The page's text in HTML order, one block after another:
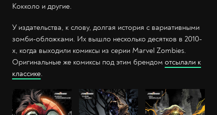
Кокколо и другие.
У издательства, к слову, долгая история с вариативными
зомби-обложками. Их вышло несколько десятков в 2010-
х, когда выходили комиксы из серии Marvel Zombies.
Оригинальные же комиксы под этим брендом отсылали к
классике.